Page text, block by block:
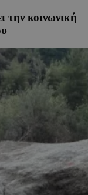
κοινωνική